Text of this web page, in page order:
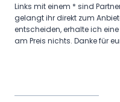
Links mit einem * sind
gelangt ihr direkt zum
entscheiden, erhalte ich
am Preis nichts. Danke für